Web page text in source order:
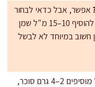
אפשר, אבל כדאי לבחור
הודו עם אחוז שומן גבוה יותר או להוסיף 10–15 מ"ל שמן
חשוב במיוחד לא לבשל
מוסיפים 2–4 גרם סוכר,